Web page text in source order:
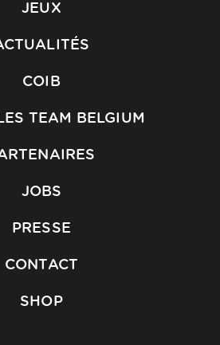
JEUX
COIB
TEAM BELGIUM
JOBS
PRESSE
CONTACT
SHOP